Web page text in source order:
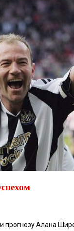
прогнозу Алана